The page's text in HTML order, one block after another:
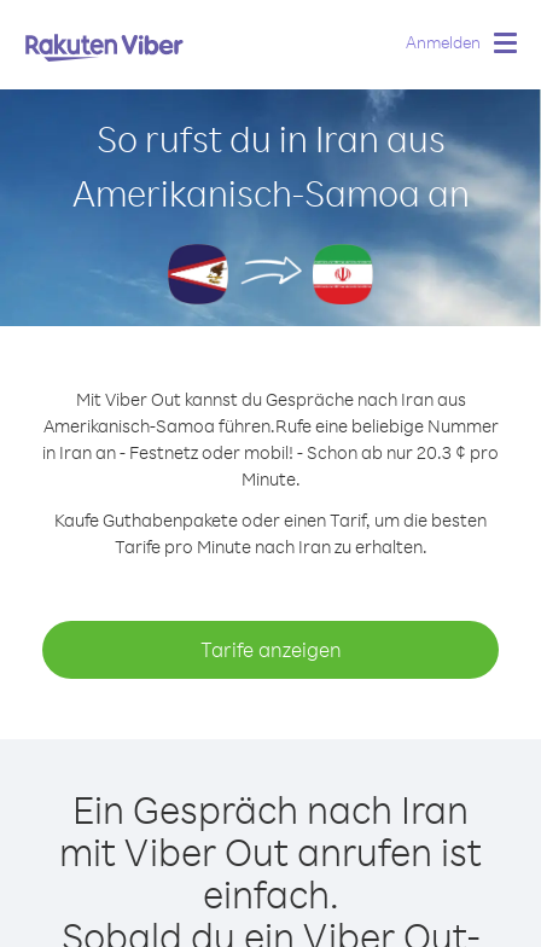
Anmelden
So rufst du in Iran aus
Amerikanisch-Samoa an
Mit Viber Out kannst du Gespräche nach Iran aus
Amerikanisch-Samoa führen.Rufe eine beliebige Nummer
in Iran an - Festnetz oder mobil! - Schon ab nur 20.3 ¢ pro
Minute.
Kaufe Guthabenpakete oder einen Tarif, um die besten
Tarife pro Minute nach Iran zu erhalten.
Tarife anzeigen
Ein Gespräch nach Iran
mit Viber Out anrufen ist
einfach.
Sobald du ein Viber Out-